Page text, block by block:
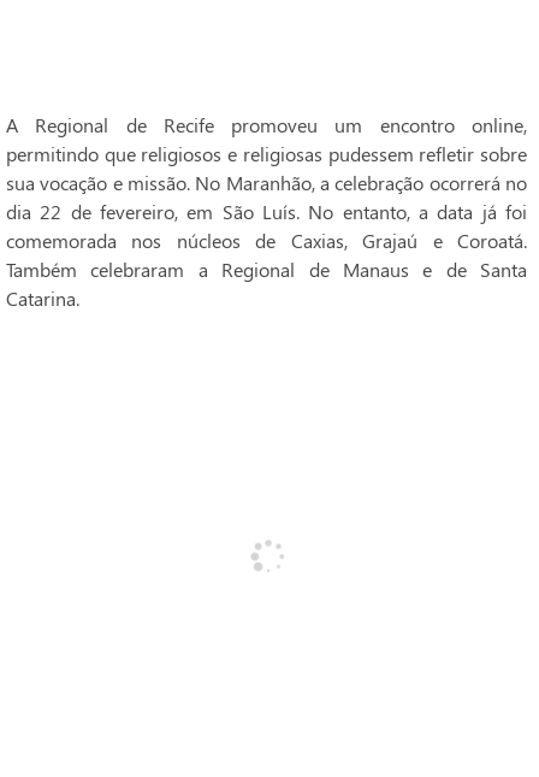
A Regional de Recife promoveu um encontro online,
permitindo que religiosos e religiosas pudessem refletir sobre
sua vocação e missão. No Maranhão, a celebração ocorrerá no
dia 22 de fevereiro, em São Luís. No entanto, a data já foi
comemorada nos núcleos de Caxias, Grajaú e Coroatá.
Também celebraram a Regional de Manaus e de Santa
Catarina.